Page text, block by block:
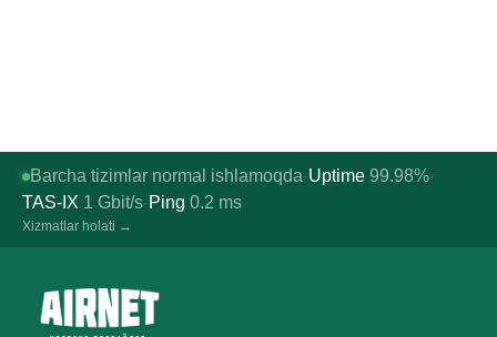
Barcha tizimlar normal ishlamoqda·Uptime 99.98%·
TAS-IX 1 Gbit/s· Ping 0.2 ms
Xizmatlar holati →